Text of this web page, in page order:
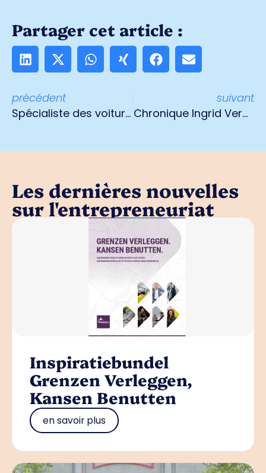
Partager cet article :
précédent
Spécialiste des voitures neuves et des jeunes voitures d'occasion : Starcar Outlet Cars à Weert
suivant
Chronique Ingrid Vermeer : "L'innovation commence par une pensée différente".
Les dernières nouvelles
sur l'entrepreneuriat
Inspiratiebundel
Grenzen Verleggen,
Kansen Benutten
en savoir plus